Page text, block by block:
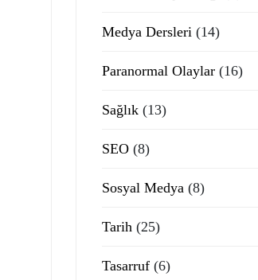
Medya Dersleri (14)
Paranormal Olaylar (16)
Sağlık (13)
SEO (8)
Sosyal Medya (8)
Tarih (25)
Tasarruf (6)